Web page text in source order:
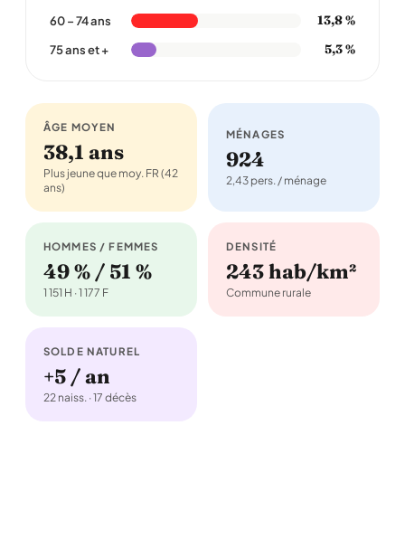
60 – 74 ans 13,8 %
75 ans et + 5,3 %
ÂGE MOYEN
38,1 ans
Plus jeune que moy. FR (42
ans)
MÉNAGES
924
2,43 pers. / ménage
HOMMES / FEMMES
49 % / 51 %
1 151 H · 1 177 F
DENSITÉ
243 hab/km²
Commune rurale
SOLDE NATUREL
+5 / an
22 naiss. · 17 décès